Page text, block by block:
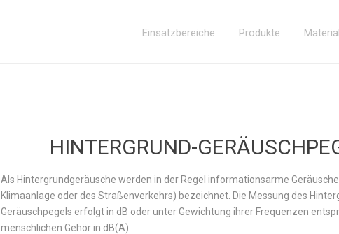
Einsatzbereiche Produkte
HINTERGRUND-
Als Hintergrundgeräusche werden in der Regel informationsarme
Klimaanlage oder des Straßenverkehrs) bezeichnet. Die Messung des
Geräuschpegels erfolgt in dB oder unter Gewichtung ihrer Frequenzen
menschlichen Gehör in dB(A).